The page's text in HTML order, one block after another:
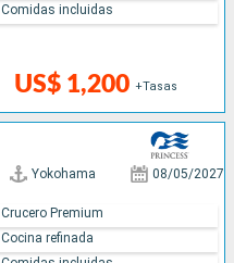
US$ 1,200 +Tasas
Comidas incluidas
Yokohama 08/05/2027
Crucero Premium
Cocina refinada